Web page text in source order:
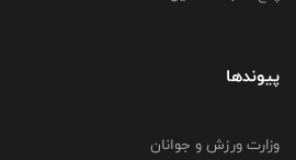
پیوندها
وزارت ورزش و جوانان